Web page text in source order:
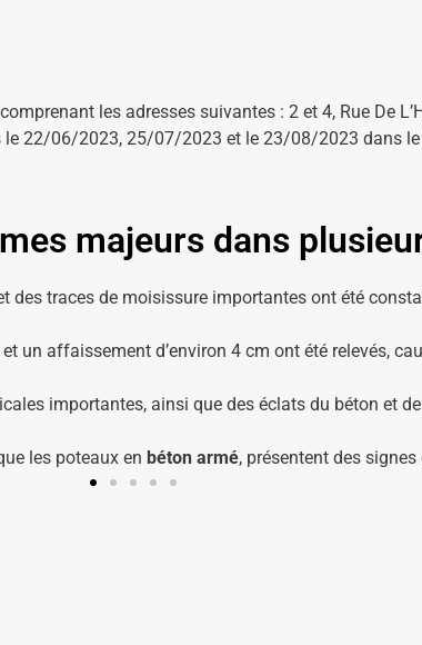
les adresses suivantes : 2 et 4, Rue De
le 22/06/2023, 25/07/2023 et le 23/08/2023 dans
majeurs dans
traces de moisissure importantes ont été
un affaissement d’environ 4 cm ont été relevés,
importantes, ainsi que des éclats du béton et
les poteaux en béton armé, présentent des